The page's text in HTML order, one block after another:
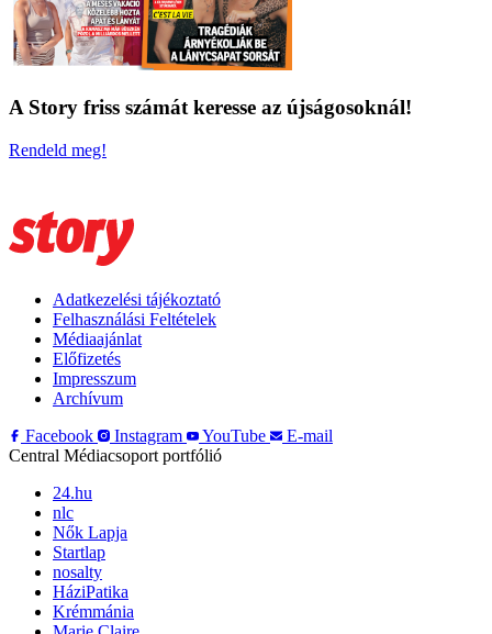
A Story friss számát keresse az újságosoknál!
Rendeld meg!
Adatkezelési tájékoztató
Felhasználási Feltételek
Médiaajánlat
Előfizetés
Impresszum
Archívum
Facebook
Instagram YouTube
E-mail
Central Médiacsoport portfólió
24.hu
nlc
Nők Lapja
Startlap
nosalty
HáziPatika
Krémmánia